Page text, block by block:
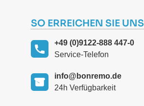
SO ERREICHEN SIE UNS
+49 (0)9122-888 447-0
Service-Telefon
info@bonremo.de
24h Verfügbarkeit